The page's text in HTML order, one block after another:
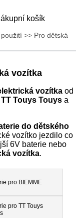
košík
>> Pro dětská
vozítka
vozítka od
Touys Touys a
do dětského
vozítko jezdilo co
6V baterie nebo
vozítka.
pro BIEMME
pro TT Touys